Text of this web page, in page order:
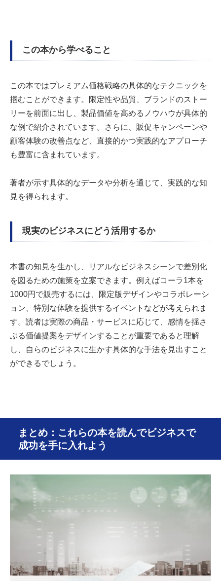
この本から学べること
この本ではプレミアム価格戦略の具体的なテクニックを
掴むことができます。限定性や品質、ブランドのストー
リーを前面に出し、製品価値を高めるノウハウが具体的
な例で紹介されています。さらに、販促キャンペーンや
顧客体験の改善点など、直接的かつ実践的なアプローチ
も豊富に含まれています。
著者が示す具体的なデータや分析を通じて、実践的な知
見を得られます。
現実のビジネスにどう活用するか
本書の知見を生かし、リアルなビジネスシーンで差別化
を図るための施策を立案できます。例えばコーラ1本を
1000円で販売するには、限定版デザインやコラボレーシ
ョン、特別な体験を提供するイベントなどが考えられま
す。読者は実際の商品・サービスに応じて、感情を揺さ
ぶる価値提案をデザインすることが重要であると理解
し、自らのビジネスに生かす具体的な手法を見出すこと
ができるでしょう。
まとめ：これらの本を読んでビジネスで
成功を手に入れよう